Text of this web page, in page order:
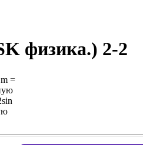
физика.) 2-2
=